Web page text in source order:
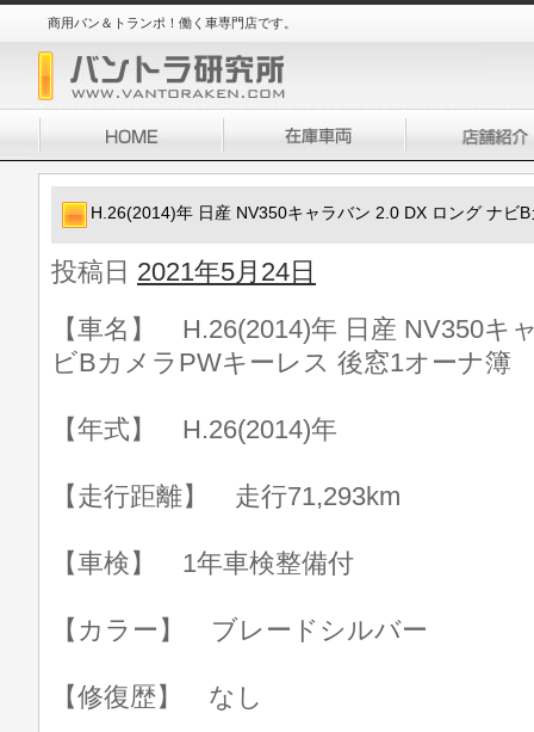
商用バン＆トランポ！働く車専門店です。
H.26(2014)年 日産 NV350キャラバン 2.0 DX ロング ナビ
投稿日 2021年5月24日
【車名】 H.26(2014)年 日産 NV350キ
ビBカメラPWキーレス 後窓1オーナ簿
【年式】 H.26(2014)年
【走行距離】 走行71,293km
【車検】 1年車検整備付
【カラー】 ブレードシルバー
【修復歴】 なし